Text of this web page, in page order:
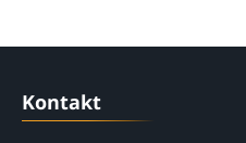
Z
Kontakt